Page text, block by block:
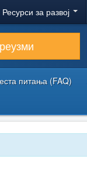
Ресурси за развој
питања (FAQ)